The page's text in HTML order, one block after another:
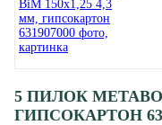
5 ПИЛОК
ГИПСОКАРТОН